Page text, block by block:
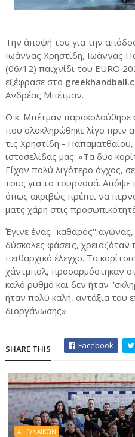
Την άποψή του για την
Ιωάννας Χρηστίδη, Ιωάννας
(06/12) παιχνίδι του EURO
εξέφρασε στο
Ανδρέας Μπέτμαν.
Ο κ. Μπέτμαν παρακολούθησε
που ολοκληρώθηκε λίγο πριν
τις Χρηστίδη - Παπαματθαίου,
ιστοσελίδας μας: «Τα δύο
Είχαν πολύ λιγότερο άγχος,
τους για το τουρνουά. Απόψε
όπως ακριβώς πρέπει να
ματς χάρη στις
Έγινε ένας ''καθαρός'' αγώνας,
δύσκολες φάσεις,
πειθαρχικό έλεγχο. Τα
χάντμπολ, προσαρμόστηκαν
καλό ρυθμό και δεν ήταν
ήταν πολύ καλή, αντάξια του
διοργάνωσης».
SHARE THIS Facebook
Α1 ΓΥΝΑΙΚΏΝ